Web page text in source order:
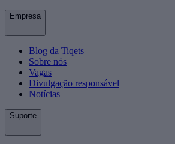
Empresa
Blog da Tiqets
Sobre nós
Vagas
Divulgação responsável
Notícias
Suporte